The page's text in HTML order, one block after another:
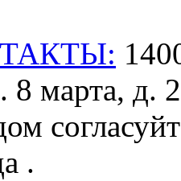
марта, д.
.